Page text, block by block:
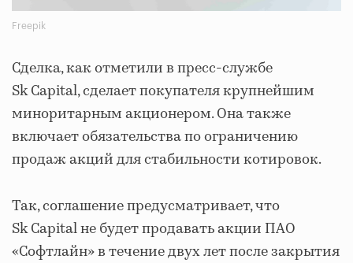
Freepik
Сделка, как отметили в пресс-службе
Sk Capital, сделает покупателя крупнейшим
миноритарным акционером. Она также
включает обязательства по ограничению
продаж акций для стабильности котировок.
Так, соглашение предусматривает, что
Sk Capital не будет продавать акции ПАО
«Софтлайн» в течение двух лет после закрытия